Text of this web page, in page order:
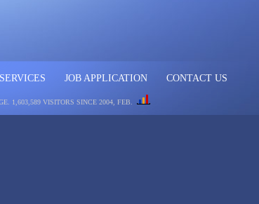
SERVICES JOB APPLICATION CONTACT US
. 1,603,589 VISITORS SINCE 2004, FEB.